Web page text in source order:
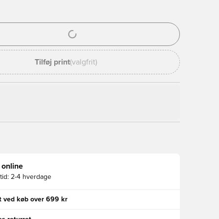
til at logge ind eller tilmelde dig som medlem
Tilføj print(valgfrit)
online
2-4 hverdage
ved køb over 699 kr